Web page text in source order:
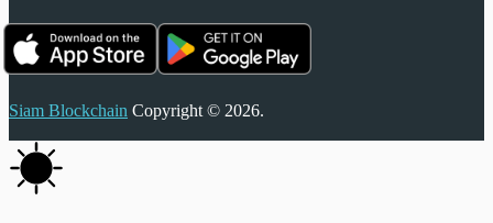
Siam Blockchain Copyright © 2026.